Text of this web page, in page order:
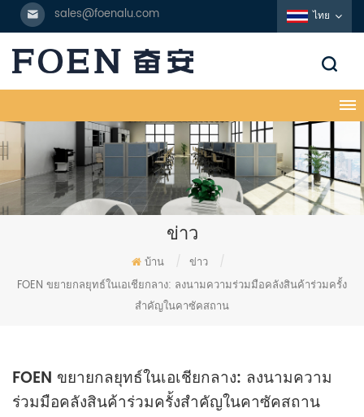
sales@foenalu.com ไทย
ข่าว
บ้าน / ข่าว
/
FOEN ขยายกลยุทธ์ในเอเชียกลาง: ลงนามความร่วมมือคลังสินค้าร่วมครั้ง
สำคัญในคาซัคสถาน
FOEN ขยายกลยุทธ์ในเอเชียกลาง: ลงนามความ
ร่วมมือคลังสินค้าร่วมครั้งสำคัญในคาซัคสถาน